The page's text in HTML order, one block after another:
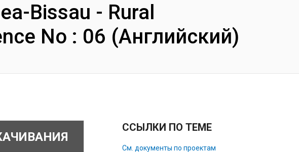
Bissau - Rural
No : 06 (Английский)
ССЫЛКИ ПО ТЕМЕ
См. документы по проектам